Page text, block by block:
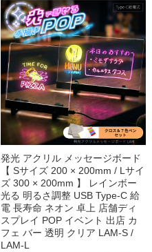
発光 アクリル メッセージボード
【 Sサイズ 200 × 200mm / Lサイ
ズ 300 × 200mm 】 レインボー
光る 明るさ調整 USB Type-C 給
電 長寿命 ネオン 卓上 店舗ディ
スプレイ POP イベント 出店 カ
フェ バー 透明 クリア LAM-S /
LAM-L